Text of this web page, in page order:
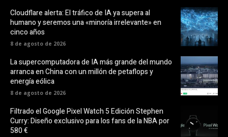
Cloudflare alerta: El tráfico de IA ya supera al
humano y seremos una «minoría irrelevante» en
cinco años
8 de agosto de 2026
La supercomputadora de IA más grande del mundo
arranca en China con un millón de petaflops y
energía eólica
8 de agosto de 2026
Filtrado el Google Pixel Watch 5 Edición Stephen
Curry: Diseño exclusivo para los fans de la NBA por
580 €